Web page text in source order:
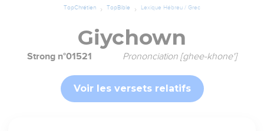
TopChrétien TopBible Lexique Hébreu / Grec
Giychown
Strong n°01521 Prononciation [ghee-khone']
Voir les versets relatifs